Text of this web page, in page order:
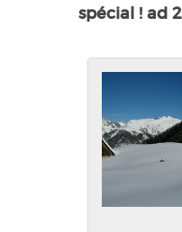
spécial ! ad